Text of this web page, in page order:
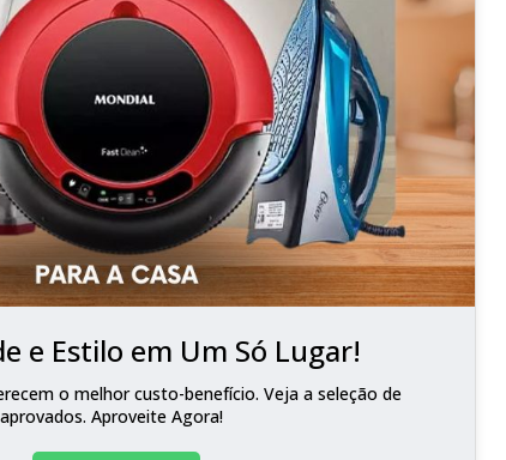
e Estilo em Um Só Lugar!
o melhor custo-benefício. Veja a seleção de
Aproveite Agora!